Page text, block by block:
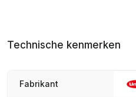
Technische kenmerken
Fabrikant